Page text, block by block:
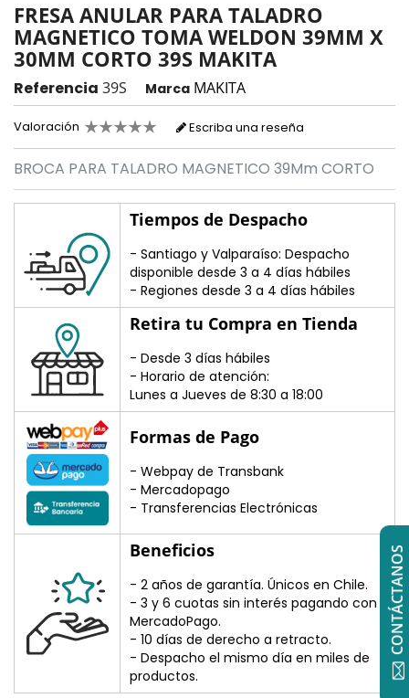
FRESA ANULAR PARA TALADRO
MAGNETICO TOMA WELDON 39MM X
30MM CORTO 39S MAKITA
Referencia 39S Marca MAKITA
Valoración Escriba una reseña
BROCA PARA TALADRO MAGNETICO 39Mm CORTO
Tiempos de Despacho
- Santiago y Valparaíso: Despacho
disponible desde 3 a 4 días hábiles
- Regiones desde 3 a 4 días hábiles
Retira tu Compra en Tienda
- Desde 3 días hábiles
- Horario de atención:
Lunes a Jueves de 8:30 a 18:00
Formas de Pago
- Webpay de Transbank
- Mercadopago
- Transferencias Electrónicas
Beneficios
- 2 años de garantía. Únicos en Chile.
- 3 y 6 cuotas sin interés pagando con
MercadoPago.
- 10 días de derecho a retracto.
- Despacho el mismo día en miles de
productos.
CONTÁCTANOS